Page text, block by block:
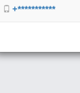
+***********